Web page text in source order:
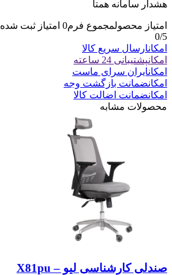
هشدار سامانه همتا
امتیاز محصولمجموع فرم0 امتیاز ثبت شده
0/5
امکانارسال سریع کالا
امکانپشتیبانی 24 ساعته
امکانایران سرای ماست
امکانضمانت بازگشت وجه
امکانضمانت اضالت کالا
محصولات مشابه
صندلی کارشناسی لیو – X81pu